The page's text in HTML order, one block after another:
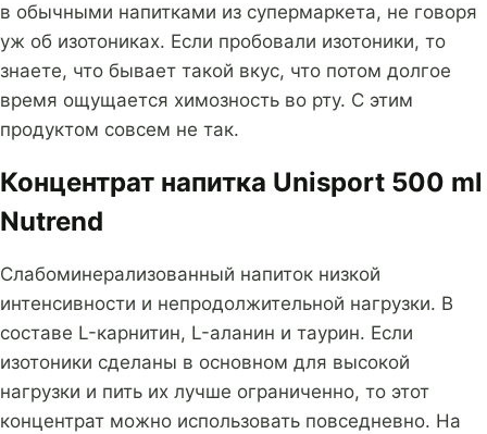
в обычными напитками из супермаркета, не говоря
уж об изотониках. Если пробовали изотоники, то
знаете, что бывает такой вкус, что потом долгое
время ощущается химозность во рту. С этим
продуктом совсем не так.
Концентрат напитка Unisport 500 ml
Nutrend
Слабоминерализованный напиток низкой
интенсивности и непродолжительной нагрузки. В
составе L-карнитин, L-аланин и таурин. Если
изотоники сделаны в основном для высокой
нагрузки и пить их лучше ограниченно, то этот
концентрат можно использовать повседневно. На